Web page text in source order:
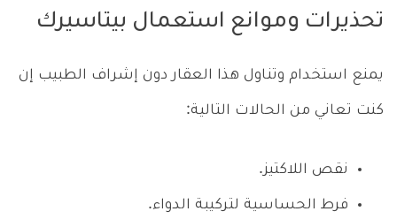
تحذيرات وموانع استعمال بيتاسيرك
يمنع استخدام وتناول هذا العقار دون إشراف الطبيب إن
كنت تعاني من الحالات التالية:
نقص اللاكتيز.
فرط الحساسية لتركيبة الدواء.